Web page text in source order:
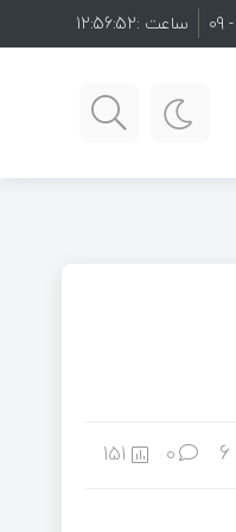
ساعت :12:56:54
6
0
151